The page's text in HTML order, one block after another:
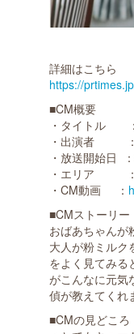
詳細はこちら
https://
■CM概要
・タイトル ：
・出演者 ：
・放送開始日
・エリア ：
・CM動画 ：
■CMストーリー
おばあちゃんが
大人が粉ミルク
をよく見てみる
がこんなに元気
偵が教えてくれ
■CMの見どころ